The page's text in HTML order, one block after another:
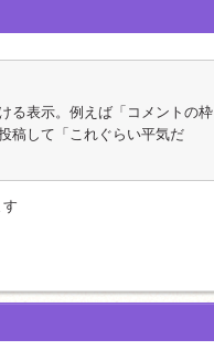
る表示。例えば「コメントの枠
稿して「これぐらい平気だ